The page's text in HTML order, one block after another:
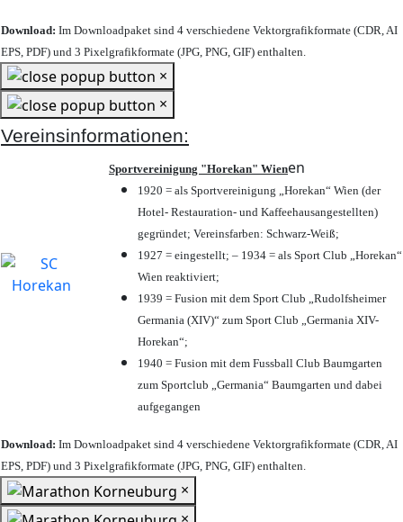
Download: Im Downloadpaket sind 4 verschiedene Vektorgrafikformate (CDR, AI
EPS, PDF) und 3 Pixelgrafikformate (JPG, PNG, GIF) enthalten.
×
×
Vereinsinformationen:
Sportvereinigung "Horekan" Wienen
1920 = als Sportvereinigung „Horekan“ Wien (der
Hotel- Restauration- und Kaffeehausangestellten)
gegründet; Vereinsfarben: Schwarz-Weiß;
1927 = eingestellt; – 1934 = als Sport Club „Horekan“
Wien reaktiviert;
1939 = Fusion mit dem Sport Club „Rudolfsheimer
Germania (XIV)“ zum Sport Club „Germania XIV-
Horekan“;
1940 = Fusion mit dem Fussball Club Baumgarten
zum Sportclub „Germania“ Baumgarten und dabei
aufgegangen
Download: Im Downloadpaket sind 4 verschiedene Vektorgrafikformate (CDR, AI
EPS, PDF) und 3 Pixelgrafikformate (JPG, PNG, GIF) enthalten.
×